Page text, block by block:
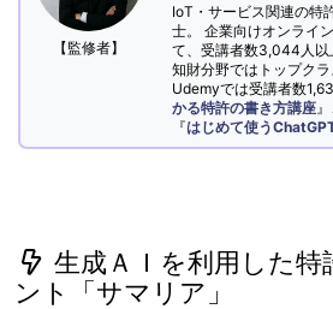
【監修者】
IoT・サービス関連の特
士。 企業向けオンライ
て、受講者数3,044人
知財分野ではトップクラ
Udemyでは受講者数
かる特許の書き方講座
『はじめて使う
生成ＡＩを利用した特
ント「サマリア」